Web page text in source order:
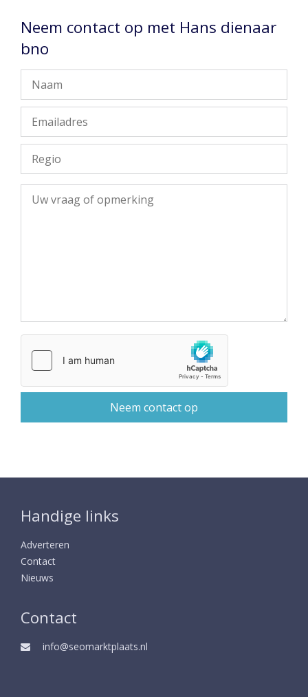
Neem contact op met Hans dienaar
bno
Handige links
Adverteren
Contact
Nieuws
Contact
info@seomarktplaats.nl